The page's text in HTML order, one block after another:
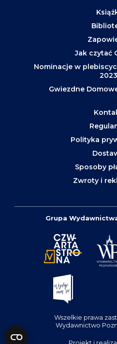
Jak czytać
Nominacje w
2023
Gwiezdne
Polityka
Sposoby
Zwroty i
Grupa
Wszelkie prawa
Wydawnictwo